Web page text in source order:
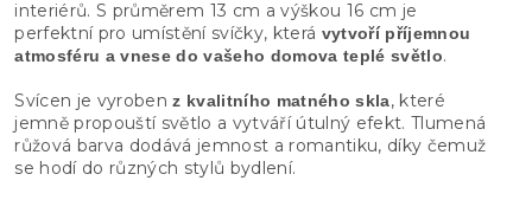
interiérů. S průměrem 13 cm a výškou 16 cm je
perfektní pro umístění svíčky, která vytvoří příjemnou
atmosféru a vnese do vašeho domova teplé světlo.
Svícen je vyrobenz kvalitního matného skla, které
jemně propouští světlo a vytváří útulný efekt. Tlumená
růžová barva dodává jemnost a romantiku, díky čemuž
se hodí do různých stylů bydlení.